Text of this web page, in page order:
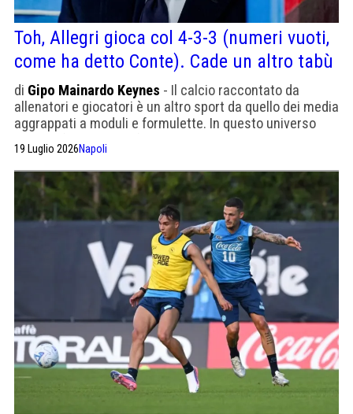
Toh, Allegri gioca col 4-3-3 (numeri vuoti,
come ha detto Conte). Cade un altro tabù
di Gipo Mainardo Keynes - Il calcio raccontato da
allenatori e giocatori è un altro sport da quello dei media
aggrappati a moduli e formulette. In questo universo
19 Luglio 2026Napoli